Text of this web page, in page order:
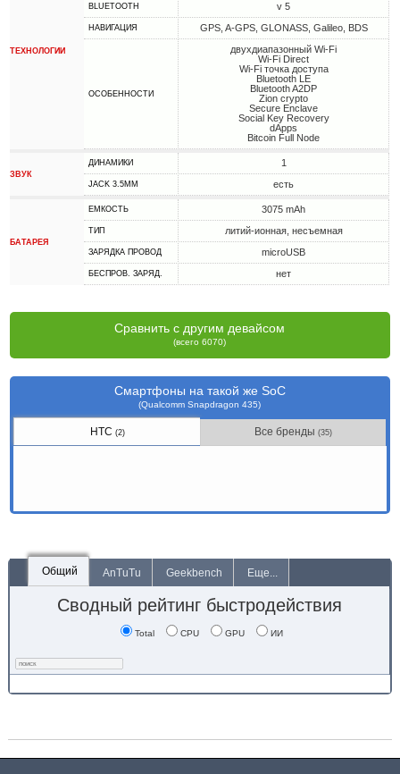
ТЕХНОЛОГИИ
BLUETOOTH v 5
НАВИГАЦИЯ GPS, A-GPS, GLONASS, Galileo, BDS
ОСОБЕННОСТИ
двухдиапазонный Wi-Fi
Wi-Fi Direct
Wi-Fi точка доступа
Bluetooth LE
Bluetooth A2DP
Zion crypto
Secure Enclave
Social Key Recovery
dApps
Bitcoin Full Node
ЗВУК
ДИНАМИКИ 1
JACK 3.5MM есть
БАТАРЕЯ
ЕМКОСТЬ 3075 mAh
ТИП литий-ионная, несъемная
ЗАРЯДКА ПРОВОД microUSB
БЕСПРОВ. ЗАРЯД. нет
Сравнить с другим девайсом
(всего 6070)
Смартфоны на такой же SoC
(Qualcomm Snapdragon 435)
HTC (2) Все бренды(35)
Общий AnTuTu Geekbench Еще...
Сводный рейтинг быстродействия
Total CPU GPU ИИ